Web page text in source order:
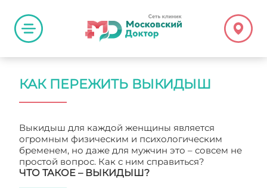
КАК ПЕРЕЖИТЬ ВЫКИДЫШ
Выкидыш для каждой женщины является
огромным физическим и психологическим
бременем, но даже для мужчин это – совсем не
простой вопрос. Как с ним справиться?
ЧТО ТАКОЕ – ВЫКИДЫШ?